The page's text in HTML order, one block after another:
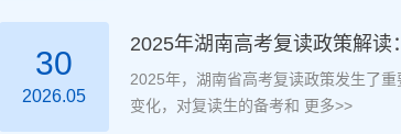
30
2026.05
2025年湖南高考复读政策解
2025年，湖南省高考复读政策发生了
变化，对复读生的备考和 更多>>